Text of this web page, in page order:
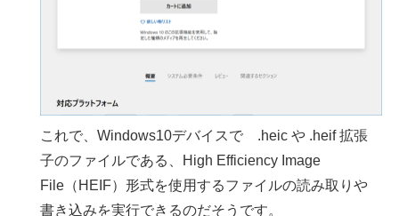
これで、Windows10デバイスで .heic や .heif 拡張
子のファイルである、High Efficiency Image
File（HEIF）形式を使用するファイルの読み取りや
書き込みを実行できるのだそうです。